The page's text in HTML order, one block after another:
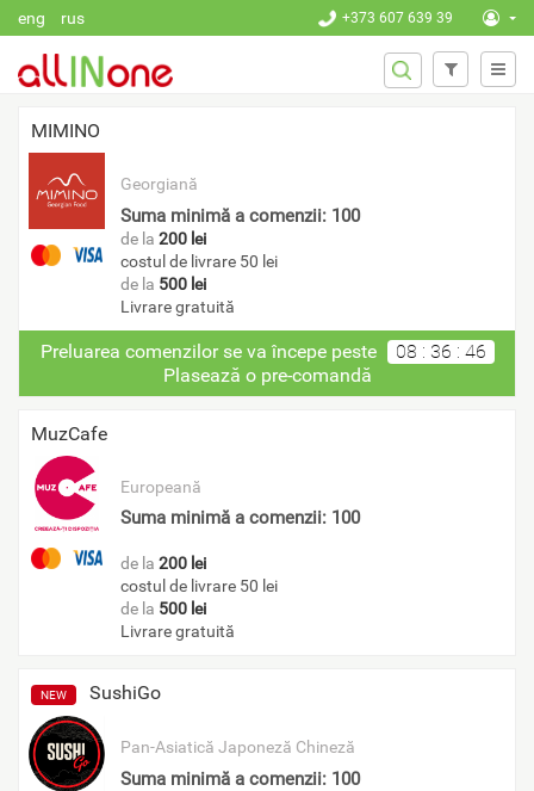
eng rus +373 607 639 39
DE
Căutare
MIMINO
Georgiană
Suma minimă a comenzii: 100
de la 200 lei
costul de livrare 50 lei
de la 500 lei
Livrare gratuită
Preluarea comenzilor se va începe peste 08 : 36 : 46
Plasează o pre-comandă
MuzCafe
Europeană
Suma minimă a comenzii: 100
de la 200 lei
costul de livrare 50 lei
de la 500 lei
Livrare gratuită
NEW SushiGo
Pan-Asiatică Japoneză Chineză
Suma minimă a comenzii: 100